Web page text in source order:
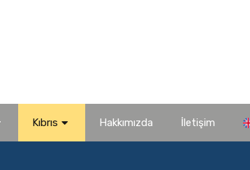
Kıbrıs Hakkımızda İletişim